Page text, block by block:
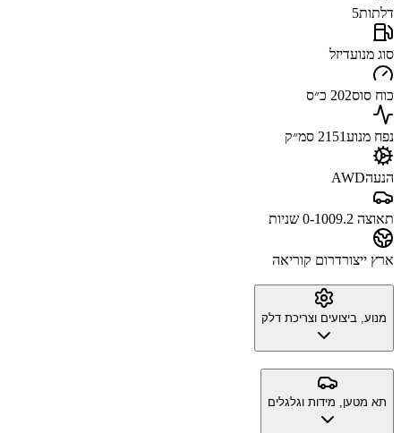
דלתות5
סוג מנועדיזל
כוח סוס202 כ״ס
נפח מנוע2151 סמ״ק
הנעהAWD
תאוצה 0-100 9.2 שניות
ארץ ייצורדרום קוריאה
מנוע, ביצועים וצריכת דלק
תא מטען, מידות וגלגלים